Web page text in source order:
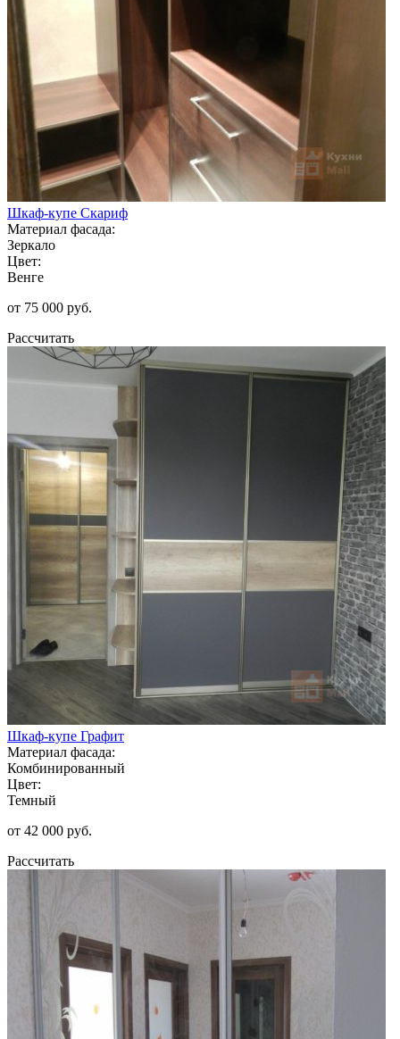
Шкаф-купе Скариф
Материал фасада:
Зеркало
Цвет:
Венге
от 75 000 руб.
Рассчитать
Шкаф-купе Графит
Материал фасада:
Комбинированный
Цвет:
Темный
от 42 000 руб.
Рассчитать